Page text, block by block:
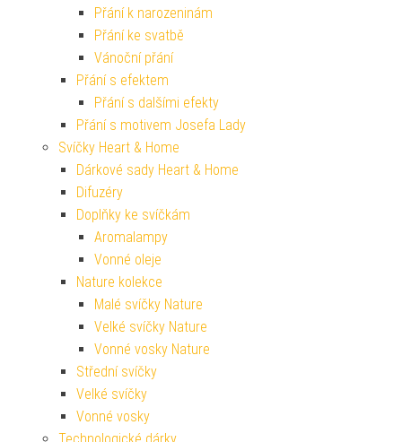
Přání k narozeninám
Přání ke svatbě
Vánoční přání
Přání s efektem
Přání s dalšími efekty
Přání s motivem Josefa Lady
Svíčky Heart & Home
Dárkové sady Heart & Home
Difuzéry
Doplňky ke svíčkám
Aromalampy
Vonné oleje
Nature kolekce
Malé svíčky Nature
Velké svíčky Nature
Vonné vosky Nature
Střední svíčky
Velké svíčky
Vonné vosky